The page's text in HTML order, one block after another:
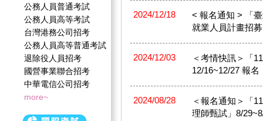
公務人員普通考試
公務人員高等考試
台灣港務公司招考
公務人員高等普通考試
退除役人員招考
國營事業聯合招考
中華電信公司招考
more~
2024/12/18
< 報名通知 > 「
就業人員計畫招
2024/12/03
＜考情快訊＞「
12/16~12/27 報
2024/08/28
＜報名通知＞「
理師甄試」8/